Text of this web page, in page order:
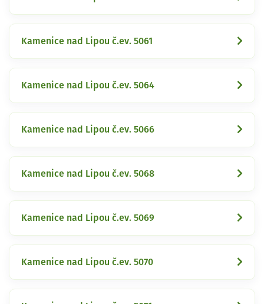
Kamenice nad Lipou č.ev. 5061
Kamenice nad Lipou č.ev. 5064
Kamenice nad Lipou č.ev. 5066
Kamenice nad Lipou č.ev. 5068
Kamenice nad Lipou č.ev. 5069
Kamenice nad Lipou č.ev. 5070